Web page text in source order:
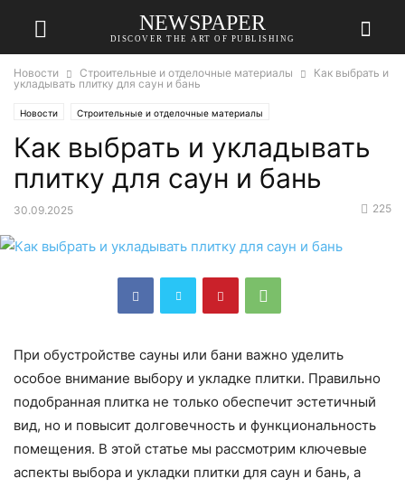
NEWSPAPER
DISCOVER THE ART OF PUBLISHING
Новости Строительные и отделочные материалы
Как выбрать и
укладывать плитку для саун и бань
Новости Строительные и отделочные материалы
Как выбрать и укладывать
плитку для саун и бань
30.09.2025 225
При обустройстве сауны или бани важно уделить
особое внимание выбору и укладке плитки. Правильно
подобранная плитка не только обеспечит эстетичный
вид, но и повысит долговечность и функциональность
помещения. В этой статье мы рассмотрим ключевые
аспекты выбора и укладки плитки для саун и бань, а